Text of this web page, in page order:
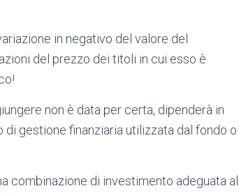
in negativo del valore del
del prezzo dei titoli in cui esso è
non è data per certa, dipenderà in
gestione finanziaria utilizzata dal fondo o
combinazione di investimento adeguata al